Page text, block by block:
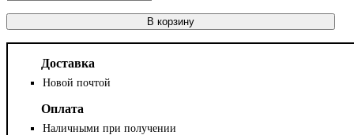
В корзину
Доставка
Новой почтой
Оплата
Наличными при получении